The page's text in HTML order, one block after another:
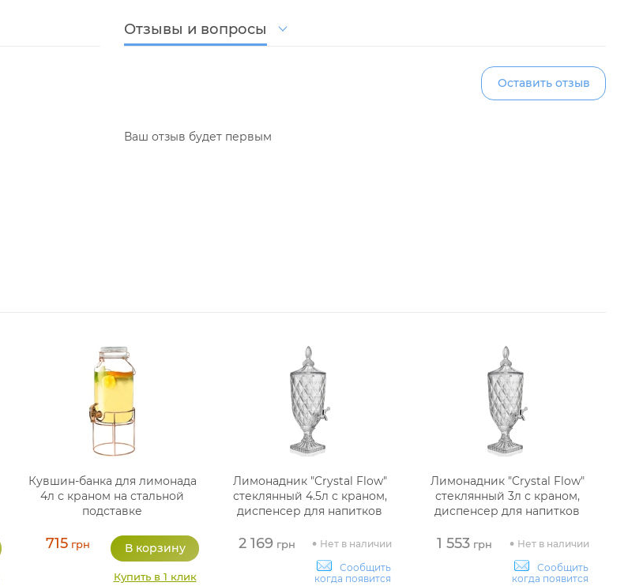
Отзывы и вопросы
Оставить отзыв
Ваш отзыв будет первым
Кувшин-банка для лимонада
4л с краном на стальной
подставке
715 грн
Купить в 1 клик
Лимонадник "Crystal Flow"
стеклянный 4.5л с краном,
диспенсер для напитков
2 169грн
Нет в наличии
Сообщить
когда появится
Лимонадник "Crystal Flow"
стеклянный 3л с краном,
диспенсер для напитков
1 553грн
Нет в наличии
Сообщить
когда появится